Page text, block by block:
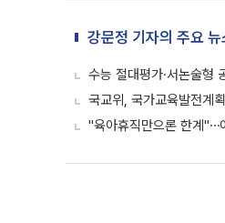
강문정 기자의 주요 뉴
수능 절대평가·서논술형
국교위, 국가교육발전계
"육아휴직만으론 한계"⋯